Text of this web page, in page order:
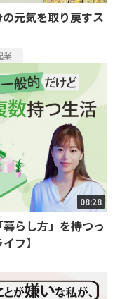
元気を取り戻すス
業
08:28
暮らし方」を持つっ
フ】